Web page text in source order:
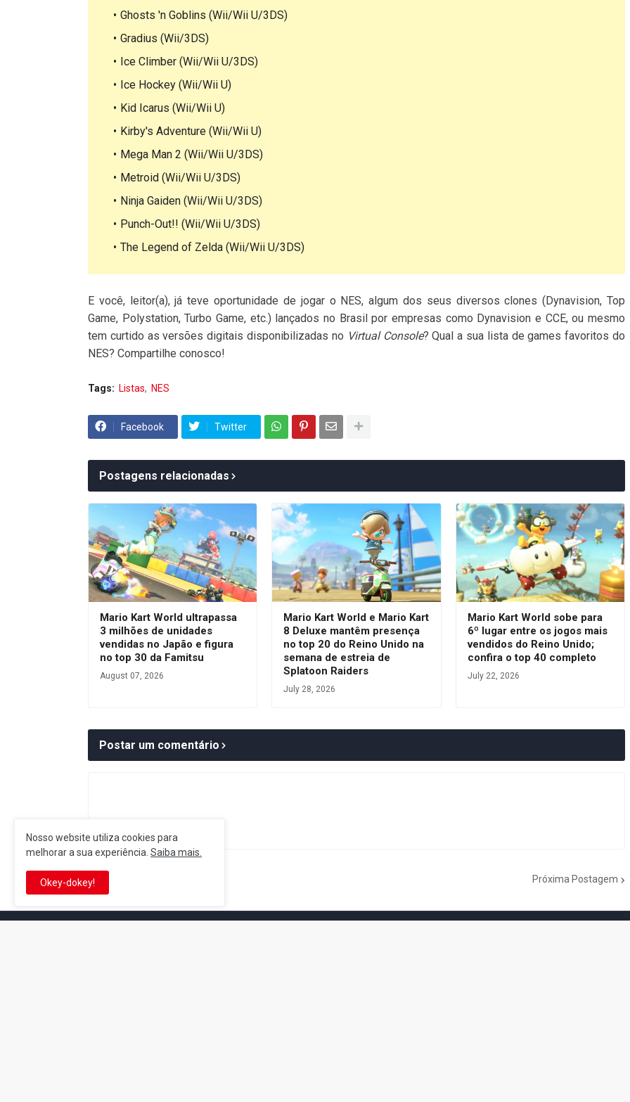
Ghosts 'n Goblins (Wii/Wii U/3DS)
Gradius (Wii/3DS)
Ice Climber (Wii/Wii U/3DS)
Ice Hockey (Wii/Wii U)
Kid Icarus (Wii/Wii U)
Kirby's Adventure (Wii/Wii U)
Mega Man 2 (Wii/Wii U/3DS)
Metroid (Wii/Wii U/3DS)
Ninja Gaiden (Wii/Wii U/3DS)
Punch-Out!! (Wii/Wii U/3DS)
The Legend of Zelda (Wii/Wii U/3DS)
E você, leitor(a), já teve oportunidade de jogar o NES, algum dos seus diversos clones (Dynavision, Top
Game, Polystation, Turbo Game, etc.) lançados no Brasil por empresas como Dynavision e CCE, ou mesmo
tem curtido as versões digitais disponibilizadas no Virtual Console? Qual a sua lista de games favoritos do
NES? Compartilhe conosco!
Tags: Listas NES
Facebook Twitter
Postagens relacionadas
Mario Kart World ultrapassa
3 milhões de unidades
vendidas no Japão e figura
no top 30 da Famitsu
August 07, 2026
Mario Kart World e Mario Kart
8 Deluxe mantêm presença
no top 20 do Reino Unido na
semana de estreia de
Splatoon Raiders
July 28, 2026
Mario Kart World sobe para
6º lugar entre os jogos mais
vendidos do Reino Unido;
confira o top 40 completo
July 22, 2026
Postar um comentário
Próxima Postagem
Nosso website utiliza cookies para
melhorar a sua experiência. Saiba mais.
Okey-dokey!